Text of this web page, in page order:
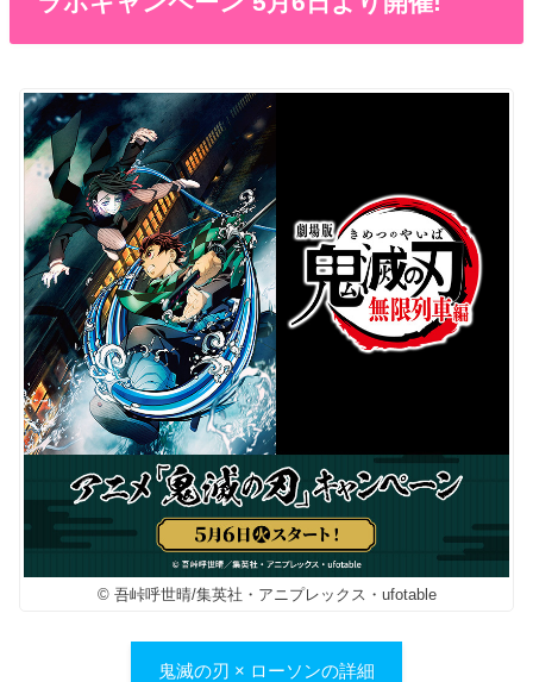
© 吾峠呼世晴/集英社・アニプレックス・ufotable
鬼滅の刃 × ローソンの詳細